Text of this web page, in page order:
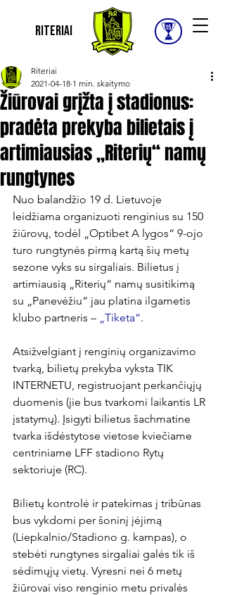
Riteriai
Žiūrovai grįžta į stadionus:
pradėta prekyba bilietais į
artimiausias „Riterių“ namų
rungtynes
Riteriai
2021-04-18 1 min. skaitymo
Nuo balandžio 19 d. Lietuvoje
leidžiama organizuoti renginius su 150
žiūrovų, todėl „Optibet A lygos“ 9-ojo
turo rungtynės pirmą kartą šių metų
sezone vyks su sirgaliais. Bilietus į
artimiausią „Riterių“ namų susitikimą
su „Panevėžiu“ jau platina ilgametis
klubo partneris – „Tiketa“.
Atsižvelgiant į renginių organizavimo
tvarką, bilietų prekyba vyksta TIK
INTERNETU, registruojant perkančiųjų
duomenis (jie bus tvarkomi laikantis LR
įstatymų). Įsigyti bilietus šachmatine
tvarka išdėstytose vietose kviečiame
centriniame LFF stadiono Rytų
sektoriuje (RC).
Bilietų kontrolė ir patekimas į tribūnas
bus vykdomi per šoninį įėjimą
(Liepkalnio/Stadiono g. kampas), o
stebėti rungtynes sirgaliai galės tik iš
sėdimųjų vietų. Vyresni nei 6 metų
žiūrovai viso renginio metu privalės